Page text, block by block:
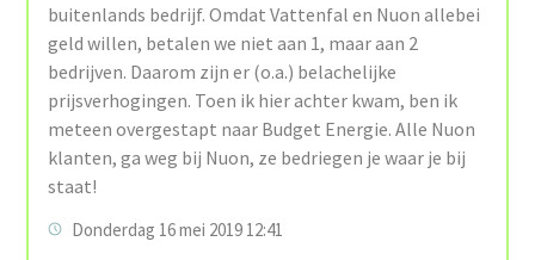
buitenlands bedrijf. Omdat Vattenfal en Nuon allebei
geld willen, betalen we niet aan 1, maar aan 2
bedrijven. Daarom zijn er (o.a.) belachelijke
prijsverhogingen. Toen ik hier achter kwam, ben ik
meteen overgestapt naar Budget Energie. Alle Nuon
klanten, ga weg bij Nuon, ze bedriegen je waar je bij
staat!
Donderdag 16 mei 2019 12:41